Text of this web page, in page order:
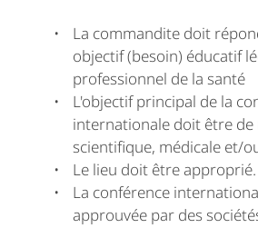
La commandite doit
objectif (besoin) éducatif
professionnel de la santé
L'objectif principal de la
internationale doit être
scientifique, médicale et/
Le lieu doit être approprié.
La conférence
approuvée par des